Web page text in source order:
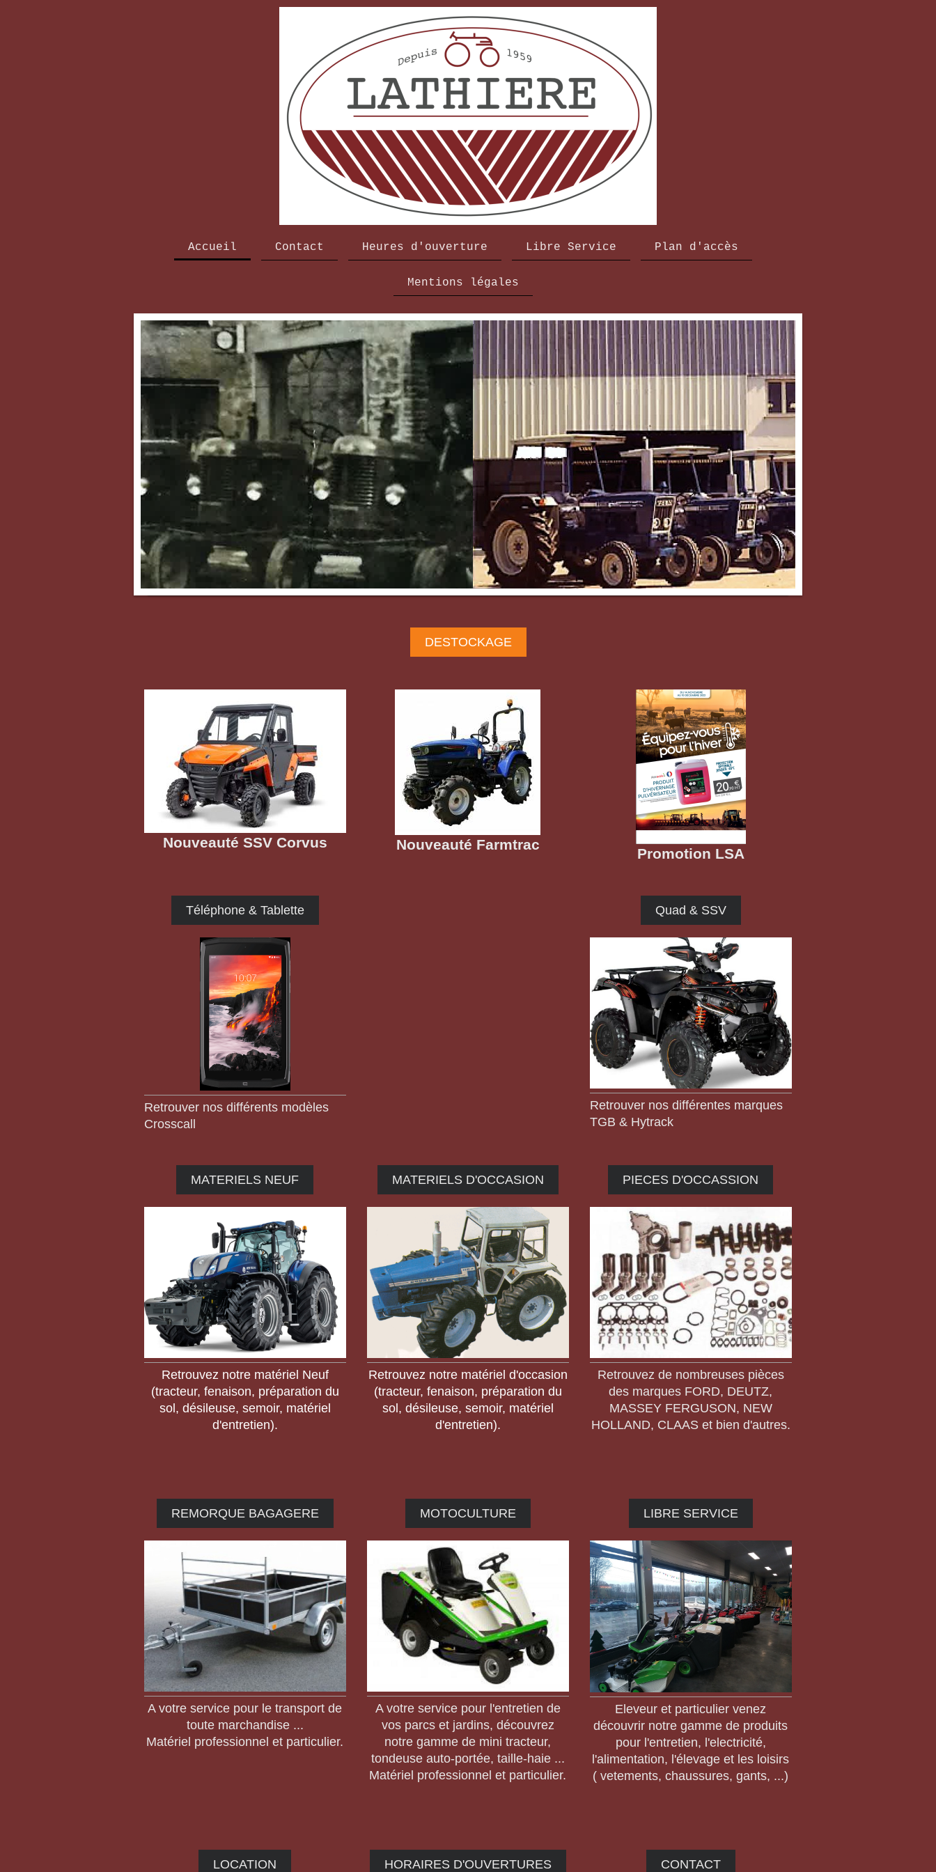
Accueil Contact Heures d'ouverture Libre Service Plan d'accès
Mentions légales
DESTOCKAGE
Nouveauté SSV Corvus Nouveauté Farmtrac
Promotion LSA
Téléphone & Tablette
Retrouver nos différents modèles
Crosscall
Quad & SSV
Retrouver nos différentes marques
TGB & Hytrack
MATERIELS NEUF
Retrouvez notre matériel Neuf
(tracteur, fenaison, préparation du
sol, désileuse, semoir, matériel
d'entretien).
MATERIELS D'OCCASION
Retrouvez notre matériel d'occasion
(tracteur, fenaison, préparation du
sol, désileuse, semoir, matériel
d'entretien).
PIECES D'OCCASSION
Retrouvez de nombreuses pièces
des marques FORD, DEUTZ,
MASSEY FERGUSON, NEW
HOLLAND, CLAAS et bien d'autres.
REMORQUE BAGAGERE
A votre service pour le transport de
toute marchandise ...
Matériel professionnel et particulier.
MOTOCULTURE
A votre service pour l'entretien de
vos parcs et jardins, découvrez
notre gamme de mini tracteur,
tondeuse auto-portée, taille-haie ...
Matériel professionnel et particulier.
LIBRE SERVICE
Eleveur et particulier venez
découvrir notre gamme de produits
pour l'entretien, l'electricité,
l'alimentation, l'élevage et les loisirs
( vetements, chaussures, gants, ...)
LOCATION HORAIRES D'OUVERTURES CONTACT